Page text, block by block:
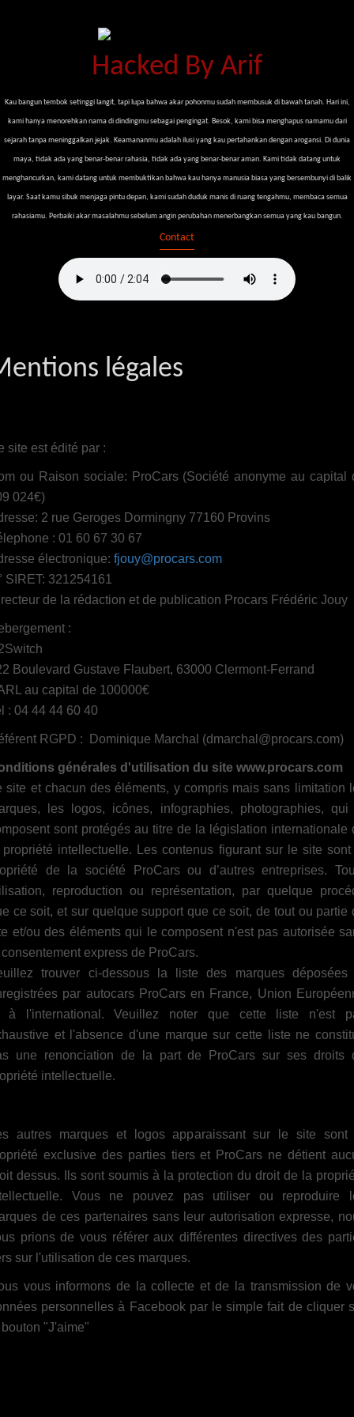
Hacked By Arif
Kau bangun tembok setinggi langit, tapi lupa bahwa akar pohonmu sudah membusuk di bawah tanah. Hari ini,
kami hanya menorehkan nama di dindingmu sebagai pengingat. Besok, kami bisa menghapus namamu dari
sejarah tanpa meninggalkan jejak. Keamananmu adalah ilusi yang kau pertahankan dengan arogansi. Di dunia
maya, tidak ada yang benar-benar rahasia, tidak ada yang benar-benar aman. Kami tidak datang untuk
menghancurkan, kami datang untuk membuktikan bahwa kau hanya manusia biasa yang bersembunyi di balik
layar. Saat kamu sibuk menjaga pintu depan, kami sudah duduk manis di ruang tengahmu, membaca semua
rahasiamu. Perbaiki akar masalahmu sebelum angin perubahan menerbangkan semua yang kau bangun.
Contact
légales
site est édité par :
ou Raison sociale: ProCars (Société anonyme au capital
024€)
2 rue Geroges Dormingny 77160 Provins
: 01 60 67 30 67
électronique: fjouy@procars.com
SIRET: 321254161
de la rédaction et de publication Procars Frédéric Jouy
:
Boulevard Gustave Flaubert, 63000 Clermont-Ferrand
au capital de 100000€
: 04 44 44 60 40
RGPD : Dominique Marchal (dmarchal@procars.com)
générales d'utilisation du site www.procars.com
site et chacun des éléments, y compris mais sans limitation
les logos, icônes, infographies, photographies, qui
sont protégés au titre de la législation internationale
intellectuelle. Les contenus figurant sur le site
de la société ProCars ou d’autres entreprises.
reproduction ou représentation, par quelque
ce soit, et sur quelque support que ce soit, de tout ou partie
et/ou des éléments qui le composent n'est pas autorisée
express de ProCars.
trouver ci-dessous la liste des marques déposées
par autocars ProCars en France, Union
à l'international. Veuillez noter que cette liste n'est
et l'absence d'une marque sur cette liste ne
une renonciation de la part de ProCars sur ses droits
intellectuelle.
autres marques et logos apparaissant sur le site sont
exclusive des parties tiers et ProCars ne détient
dessus. Ils sont soumis à la protection du droit de la
Vous ne pouvez pas utiliser ou reproduire
de ces partenaires sans leur autorisation expresse,
prions de vous référer aux différentes directives des
sur l'utilisation de ces marques.
vous informons de la collecte et de la transmission de
personnelles à Facebook par le simple fait de cliquer
"J'aime"